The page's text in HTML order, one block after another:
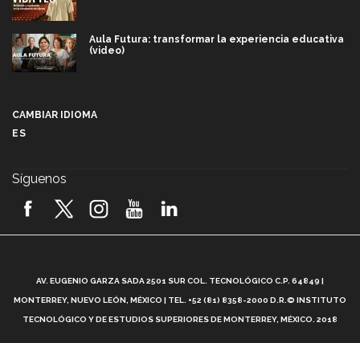
Aula Futura: transformar la experiencia educativa
(video)
2026! (video)
¿Cómo es el Modelo Educativo Tec? (video)
CAMBIAR IDIOMA
ES
Síguenos
AV. EUGENIO GARZA SADA 2501 SUR COL. TECNOLÓGICO C.P. 64849 |
MONTERREY, NUEVO LEÓN, MÉXICO | TEL. +52 (81) 8358-2000 D.R.© INSTITUTO
TECNOLÓGICO Y DE ESTUDIOS SUPERIORES DE MONTERREY, MÉXICO. 2018